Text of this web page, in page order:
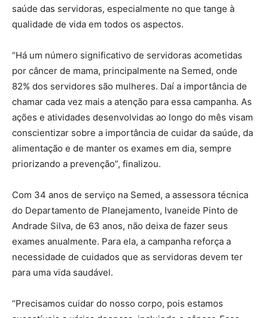
saúde das servidoras, especialmente no que tange à
qualidade de vida em todos os aspectos.
“Há um número significativo de servidoras acometidas
por câncer de mama, principalmente na Semed, onde
82% dos servidores são mulheres. Daí a importância de
chamar cada vez mais a atenção para essa campanha. As
ações e atividades desenvolvidas ao longo do mês visam
conscientizar sobre a importância de cuidar da saúde, da
alimentação e de manter os exames em dia, sempre
priorizando a prevenção”, finalizou.
Com 34 anos de serviço na Semed, a assessora técnica
do Departamento de Planejamento, Ivaneide Pinto de
Andrade Silva, de 63 anos, não deixa de fazer seus
exames anualmente. Para ela, a campanha reforça a
necessidade de cuidados que as servidoras devem ter
para uma vida saudável.
“Precisamos cuidar do nosso corpo, pois estamos